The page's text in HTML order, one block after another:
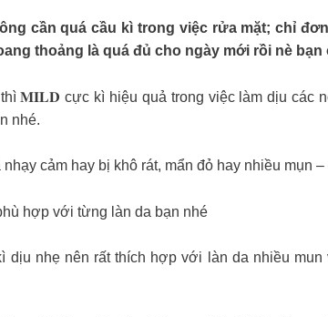
cần quá cầu kì trong việc rửa mặt; chỉ
thoảng là quá đủ cho ngày mới rồi nè bạn
𝐌𝐈𝐋𝐃 cực kì hiệu quả trong việc làm dịu các
nhé.
cảm hay bị khô rát, mẩn đỏ hay nhiều mụn
hợp với từng làn da bạn nhé
dịu nhẹ nên rất thích hợp với làn da nhiều